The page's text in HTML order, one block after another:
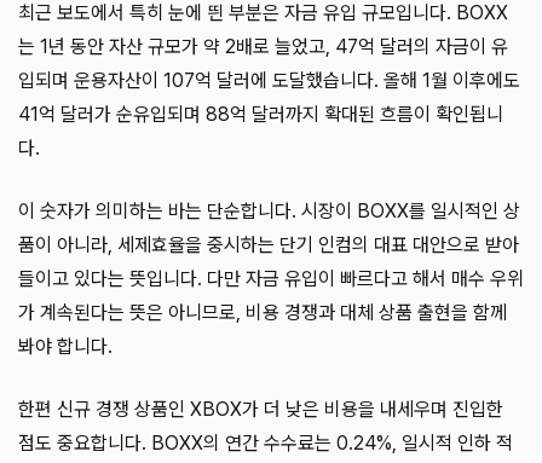
최근 보도에서 특히 눈에 띈 부분은 자금 유입 규모입니다. BOXX
는 1년 동안 자산 규모가 약 2배로 늘었고, 47억 달러의 자금이 유
입되며 운용자산이 107억 달러에 도달했습니다. 올해 1월 이후에도
41억 달러가 순유입되며 88억 달러까지 확대된 흐름이 확인됩니
다.
이 숫자가 의미하는 바는 단순합니다. 시장이 BOXX를 일시적인 상
품이 아니라, 세제효율을 중시하는 단기 인컴의 대표 대안으로 받아
들이고 있다는 뜻입니다. 다만 자금 유입이 빠르다고 해서 매수 우위
가 계속된다는 뜻은 아니므로, 비용 경쟁과 대체 상품 출현을 함께
봐야 합니다.
한편 신규 경쟁 상품인 XBOX가 더 낮은 비용을 내세우며 진입한
점도 중요합니다. BOXX의 연간 수수료는 0.24%, 일시적 인하 적